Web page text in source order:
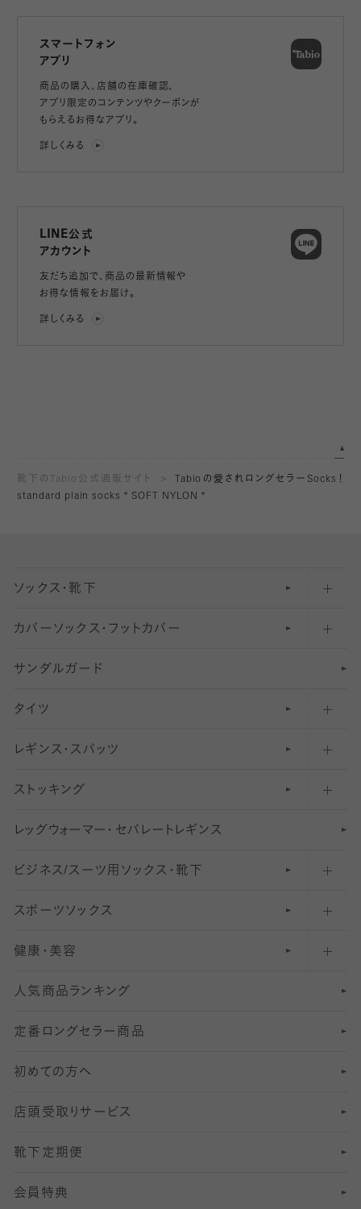
スマートフォン
アプリ
商品の購入、店舗の在庫確認、
アプリ限定のコンテンツやクーポンが
もらえるお得なアプリ。
詳しくみる
LINE公式
アカウント
友だち追加で、 商品の最新情報や
お得な情報をお届け。
詳しくみる
靴下のTabio公式通販サイト
Tabioの愛されロングセラーSocks！
standard plain socks＂SOFT NYLON＂
ソックス・靴下
五本指ソックス・靴下
足袋ソックス・靴下
無地・プレーンソックス・靴下
柄ソックス・靴下
スニーカー（くるぶし）用ソックス
アンクル・ショートソックス（くるぶし上）
クルーソックス（ふくらはぎ下）
ハイソックス
オーバーニー・ニーハイソックス
カバーソックス・フットカバー
フットカバー・カバーソックス（深め）
フットカバー・カバーソックス（ふつう）
フットカバー・カバーソックス（浅め）
サンダルガード
タイツ
30デニール以下のタイツ（薄手タイツ）
31〜40デニールタイツ
41〜60デニールタイツ
61〜80デニールタイツ
81 〜110デニールタイツ
111〜210デニールタイツ
211デニールタイツ以上（防寒・厚手タイツ）
レギンス・スパッツ
柄レギンス
無地レギンス
レギンスパンツ（レギパン）
マタニティレギンス
5 分丈
6 分丈レギンス
7 分丈 レギンス
8分丈 レギンス
10分丈 レギンス
12分丈レギンス
13分丈レギンス
ストッキング
伝線しにくいストッキング
ショートストッキング
結婚式用ストッキング
美脚ストッキング
オールスルーストッキング
レッ グ ウォー マー ・ セパレー ト レ ギンス
ビジネス/スーツ用 ソックス・靴下
匠シリーズ
フレッシャーズ向けソックス・靴下
冠婚葬祭向けソックス・靴下
スーツカジュアルソックス・靴下
ロングホーズ
スポーツソックス
ランニングソックス・靴下
ゴルフソックス・靴下
サッカー・フットサル用ソックス
ヨガソックス・靴下
スポーツ用レッグウォーマー
SSサイズ（21～23cm）
Sサイズ（22～25cm）
健康・美容
インナーソックス
加圧・着圧ソックス
冷えとり靴下
着圧・加圧タイツ
むくみ対策
足の疲れ対策
人気商品ランキング
定番ロングセラー商品
初めての方へ
店頭受取りサービス
靴下定期便
会員特典